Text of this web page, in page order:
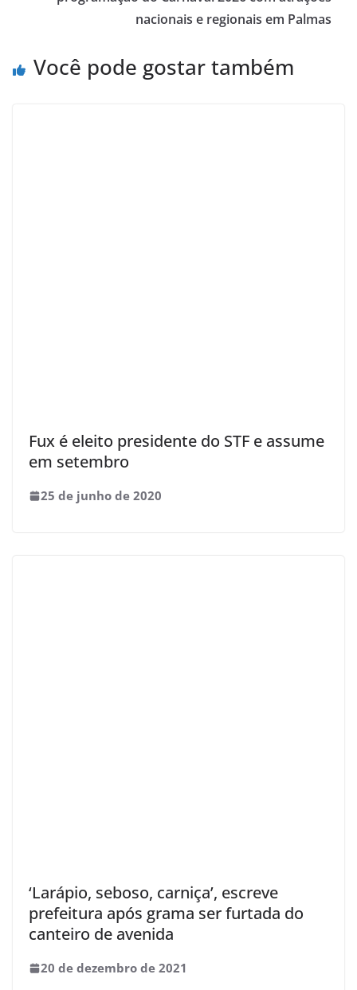
nacionais e regionais em Palmas
Você pode gostar também
Fux é eleito presidente do STF e assume
em setembro
25 de junho de 2020
‘Larápio, seboso, carniça’, escreve
prefeitura após grama ser furtada do
canteiro de avenida
20 de dezembro de 2021